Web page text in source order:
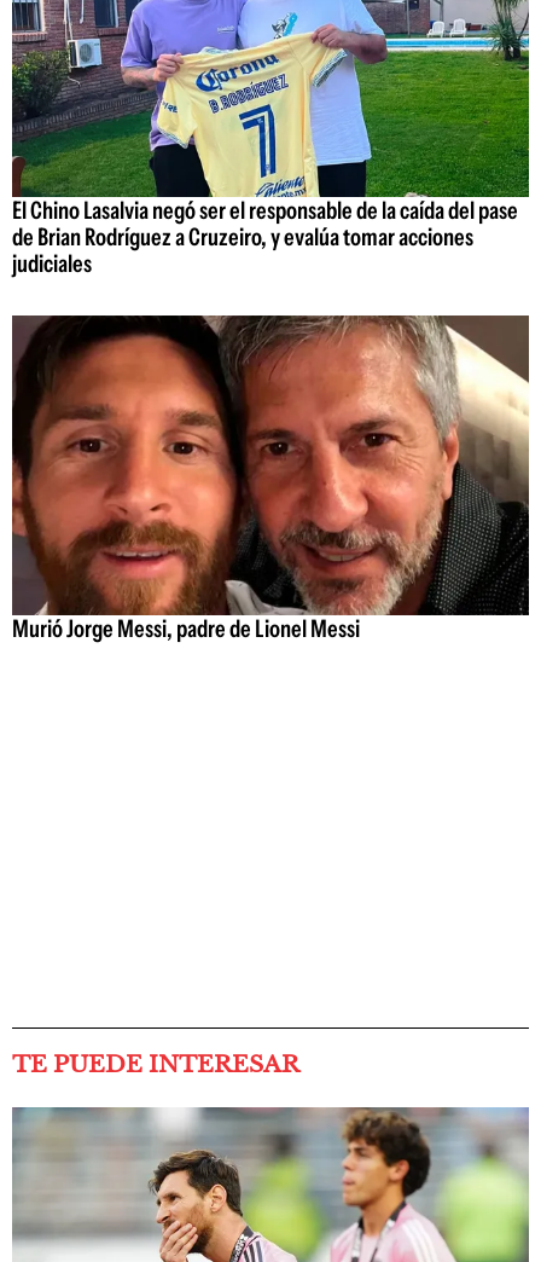
El Chino Lasalvia negó ser el responsable de la caída del pase
de Brian Rodríguez a Cruzeiro, y evalúa tomar acciones
judiciales
Murió Jorge Messi, padre de Lionel Messi
TE PUEDE INTERESAR